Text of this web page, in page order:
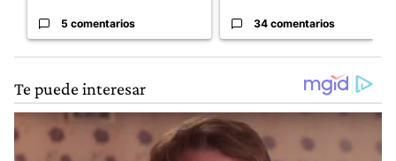
5 comentarios 34 comentarios